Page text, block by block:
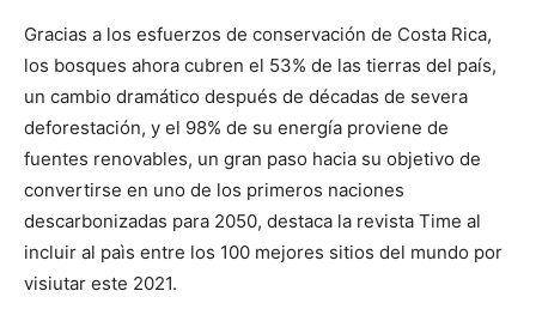
Gracias a los esfuerzos de conservación de Costa Rica,
los bosques ahora cubren el 53% de las tierras del país,
un cambio dramático después de décadas de severa
deforestación, y el 98% de su energía proviene de
fuentes renovables, un gran paso hacia su objetivo de
convertirse en uno de los primeros naciones
descarbonizadas para 2050, destaca la revista Time al
incluir al paìs entre los 100 mejores sitios del mundo por
visiutar este 2021.